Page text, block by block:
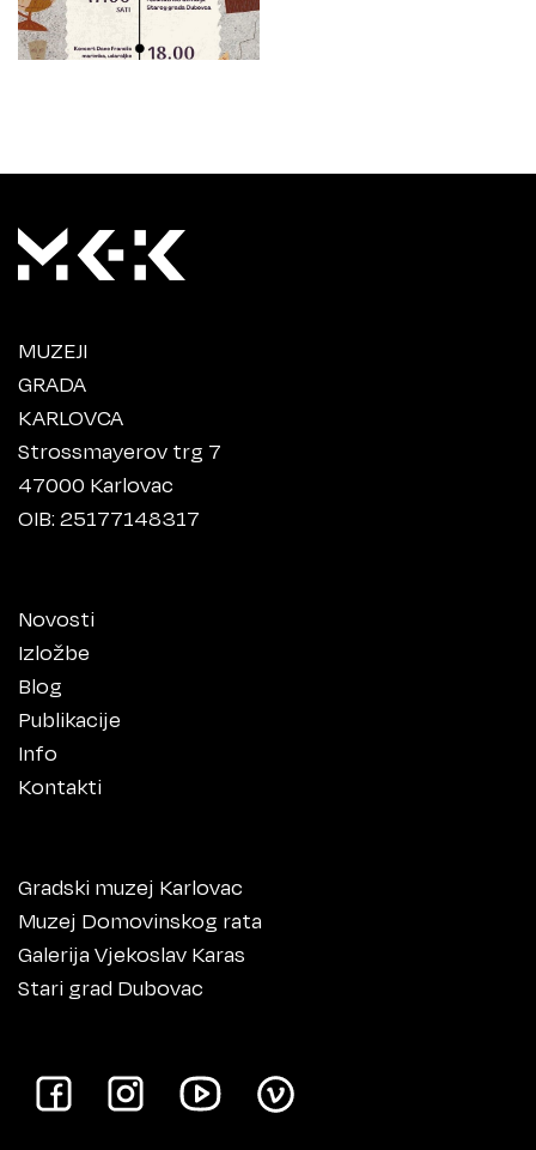
MUZEJI
GRADA
KARLOVCA
Strossmayerov trg 7
47000 Karlovac
OIB: 25177148317
Novosti
Izložbe
Blog
Publikacije
Info
Kontakti
Gradski muzej Karlovac
Muzej Domovinskog rata
Galerija Vjekoslav Karas
Stari grad Dubovac